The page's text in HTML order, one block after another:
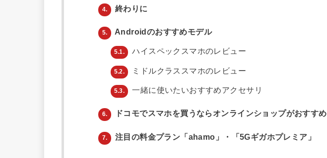
4. 終わりに
5. Androidのおすすめモデル
5.1. ハイスペックスマホのレビュー
5.2. ミドルクラススマホのレビュー
5.3. 一緒に使いたいおすすめアクセサリ
6. ドコモでスマホを買うならオンラインショップがおすすめ
7. 注目の料金プラン「ahamo」・「5Gギガホプレミア」